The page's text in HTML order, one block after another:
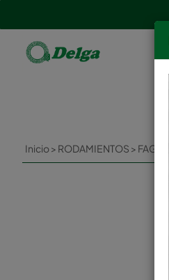
Inicio> RODAMIENTOS > FAG